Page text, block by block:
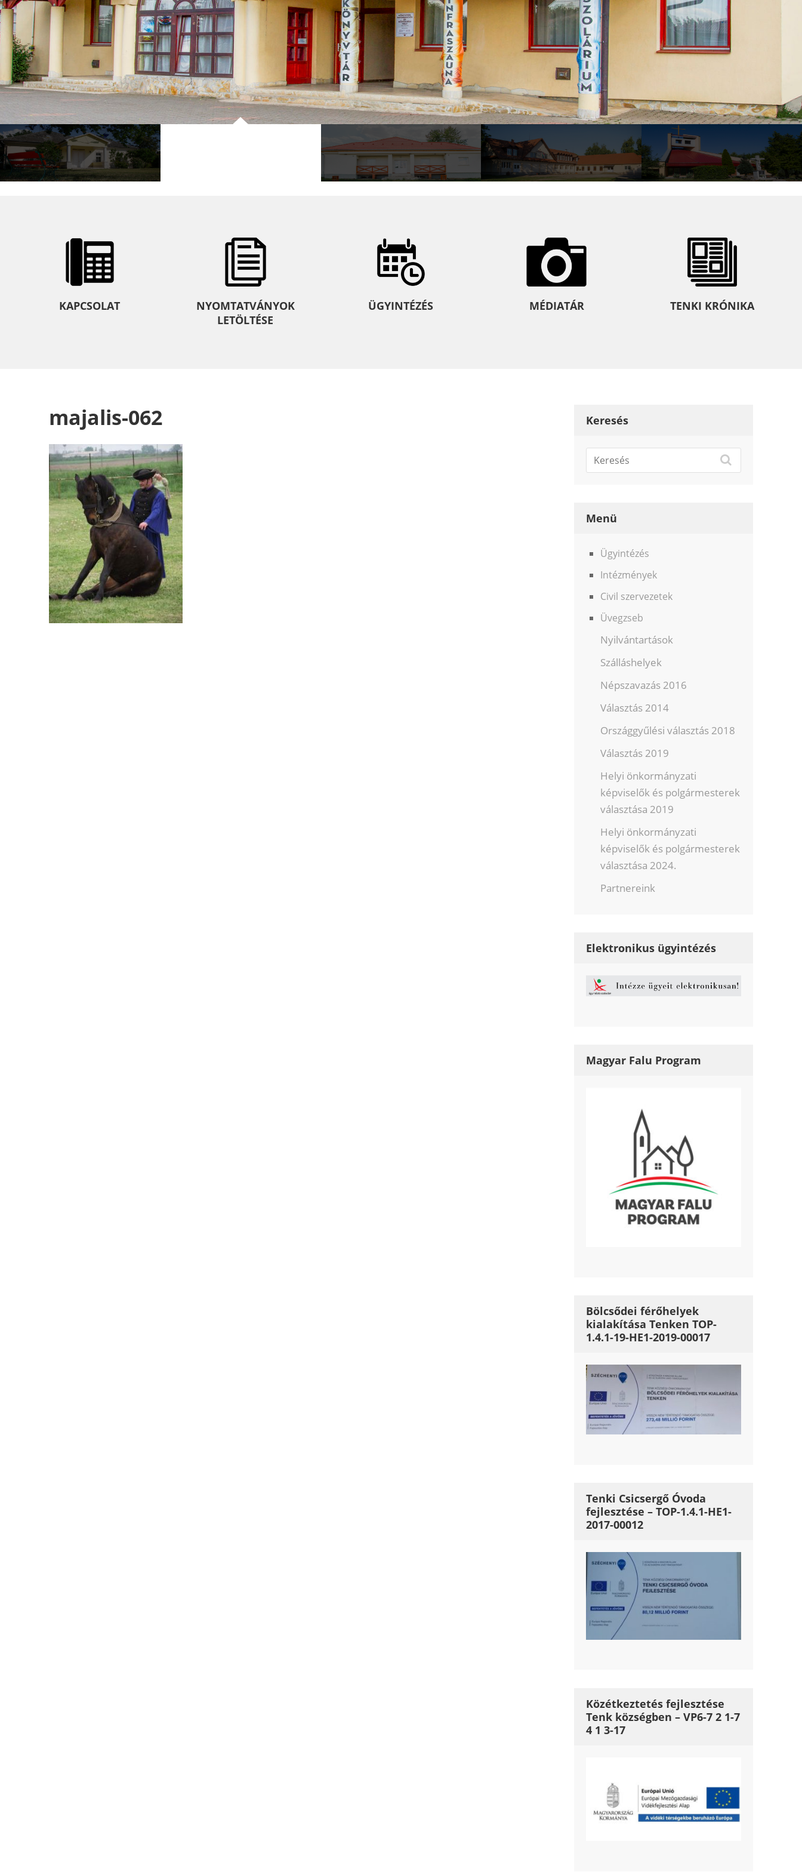
KAPCSOLAT
NYOMTATVÁNYOK
LETÖLTÉSE
ÜGYINTÉZÉS MÉDIATÁR TENKI KRÓNIKA
majalis-062 Keresés
Menü
Ügyintézés
Intézmények
Civil szervezetek
Üvegzseb
Nyilvántartások
Szálláshelyek
Népszavazás 2016
Választás 2014
Országgyűlési választás 2018
Választás 2019
Helyi önkormányzati
képviselők és polgármesterek
választása 2019
Helyi önkormányzati
képviselők és polgármesterek
választása 2024.
Partnereink
Elektronikus ügyintézés
Magyar Falu Program
Bölcsődei férőhelyek
kialakítása Tenken TOP-
1.4.1-19-HE1-2019-00017
Tenki Csicsergő Óvoda
fejlesztése – TOP-1.4.1-HE1-
2017-00012
Közétkeztetés fejlesztése
Tenk községben – VP6-7 2 1-7
4 1 3-17